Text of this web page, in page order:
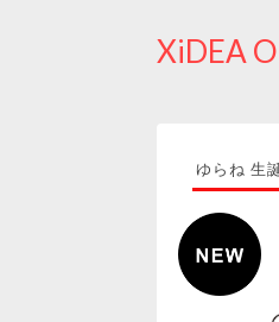
XiDEA
ゆらね 生